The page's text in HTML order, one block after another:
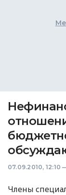
07.09.2010, 12:10
Члены